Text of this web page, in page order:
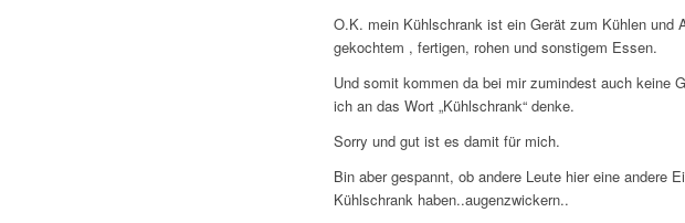
O.K. mein Kühlschrank ist ein Gerät zum Kühlen und
gekochtem , fertigen, rohen und sonstigem Essen.
Und somit kommen da bei mir zumindest auch keine
ich an das Wort „Kühlschrank“ denke.
Sorry und gut ist es damit für mich.
Bin aber gespannt, ob andere Leute hier eine andere
Kühlschrank haben..augenzwickern..